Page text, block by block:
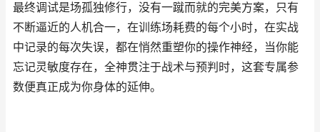
最终调试是场孤独修行，没有一蹴而就的完美方案，只有
不断逼近的人机合一，在训练场耗费的每个小时，在实战
中记录的每次失误，都在悄然重塑你的操作神经，当你能
忘记灵敏度存在，全神贯注于战术与预判时，这套专属参
数便真正成为你身体的延伸。